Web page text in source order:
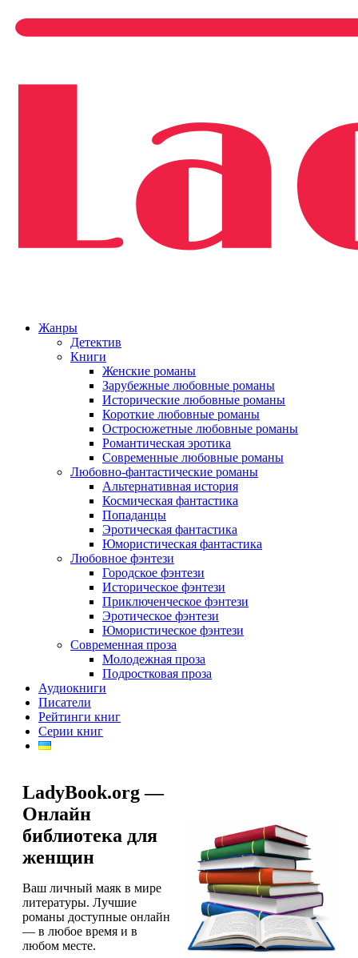
Жанры
Детектив
Книги
Женские романы
Зарубежные любовные романы
Исторические любовные романы
Короткие любовные романы
Остросюжетные любовные романы
Романтическая эротика
Современные любовные романы
Любовно-фантастические романы
Альтернативная история
Космическая фантастика
Попаданцы
Эротическая фантастика
Юмористическая фантастика
Любовное фэнтези
Городское фэнтези
Историческое фэнтези
Приключенческое фэнтези
Эротическое фэнтези
Юмористическое фэнтези
Современная проза
Молодежная проза
Подростковая проза
Аудиокниги
Писатели
Рейтинги книг
Серии книг
LadyBook.org —
Онлайн
библиотека для
женщин
Ваш личный маяк в мире
литературы. Лучшие
романы доступные онлайн
— в любое время и в
любом месте.